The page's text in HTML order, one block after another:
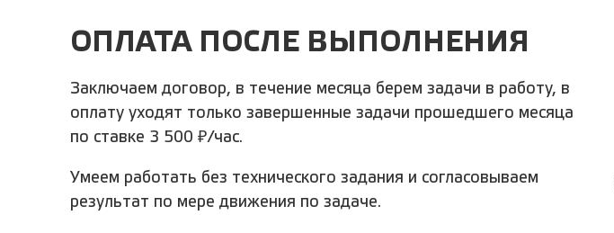
ОПЛАТА ПОСЛЕ ВЫПОЛНЕНИЯ
Заключаем договор, в течение месяца берем задачи в работу, в
оплату уходят только завершенные задачи прошедшего месяца
по ставке 3 500 ₽/час.
Умеем работать без технического задания и согласовываем
результат по мере движения по задаче.